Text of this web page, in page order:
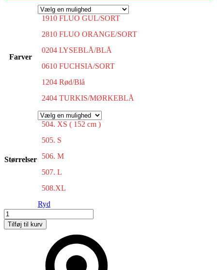
Farver
1910 FLUO GUL/SORT
2810 FLUO ORANGE/SORT
0204 LYSEBLÅ/BLÅ
0610 FUCHSIA/SORT
1204 Rød/Blå
2404 TURKIS/MØRKEBLÅ
Størrelser
504. XS ( 152 cm )
505. S
506. M
507. L
508.XL
Ryd
Løbetøj
New
York
Tilføj til kurv